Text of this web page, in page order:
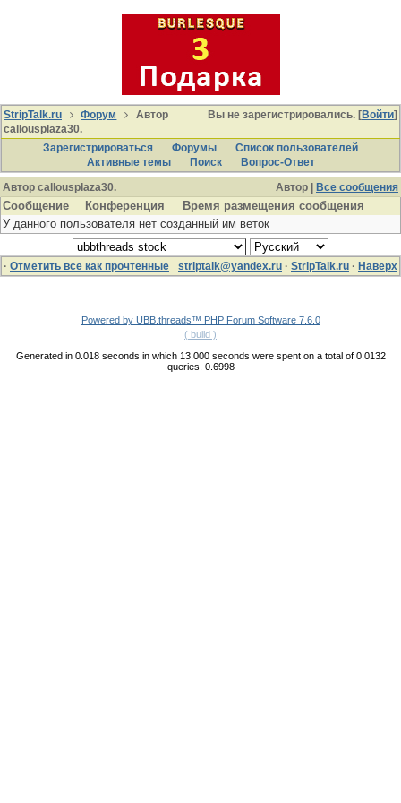
Вы не зарегистрировались. [Войти]
StripTalk.ru Форум
Автор
callousplaza30.
Зарегистрироваться
Форумы
Список пользователей
Активные темы
Поиcк
Вопрос-Ответ
Автор |
Все сообщения
Автор callousplaza30.
Сообщение Конференция
Время размещения сообщения
У данного пользователя нет созданный им веток
· Отметить все как прочтенные striptalk@yandex.ru · StripTalk.ru · Наверх
Powered by UBB.threads™ PHP Forum Software 7.6.0
( build )
Generated in 0.018 seconds in which 13.000 seconds were spent on a total of 0.0132
queries. 0.6998